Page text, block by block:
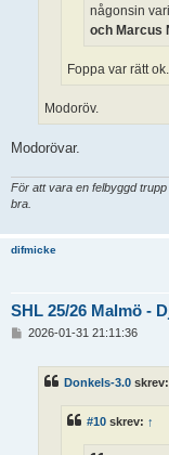
någonsin
och Marcus
Foppa var rätt ok.
Modoröv.
Modorövar.
För att vara en felbyggd
bra.
difmicke
SHL 25/26 Malmö -
2026-01-31 21:11:36
Donkels-3.0 skrev:
#10 skrev: ↑